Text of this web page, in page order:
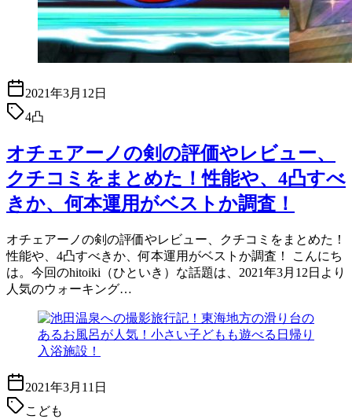
2021年3月12日
4凸
オチェアーノの剣の評価やレビュー、
クチコミをまとめた！性能や、4凸すべ
きか、何本運用がベストか調査！
オチェアーノの剣の評価やレビュー、クチコミをまとめた！
性能や、4凸すべきか、何本運用がベストか調査！ こんにち
は。今回のhitoiki（ひといき）な話題は、2021年3月12日より
人気のウォーキング…
2021年3月11日
こども